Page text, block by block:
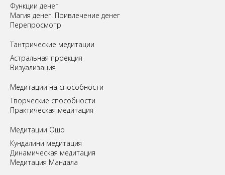
Функции денег
Магия денег. Привлечение денег
Перепросмотр
Tантрические медитации
Астральная проекция
Визуализация
Медитации на способности
Творческие способности
Практическая медитация
Медитации Ошо
Кундалини медитация
Динамическая медитация
Медитация Мандала